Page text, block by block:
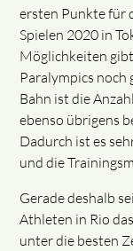
ersten Punkte für
Spielen 2020 in
Möglichkeiten gibt
Paralympics noch
Bahn ist die
ebenso übrigens
Dadurch ist es
und die
Gerade deshalb
Athleten in Rio
unter die besten